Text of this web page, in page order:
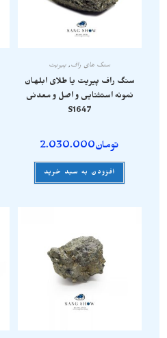
سنگ های راف, پیریت
سنگ راف پیریت یا طلای ابلهان
نمونه استثنایی و اصل و معدنی
S1647
تومان2.030.000
افزودن به سبد خرید